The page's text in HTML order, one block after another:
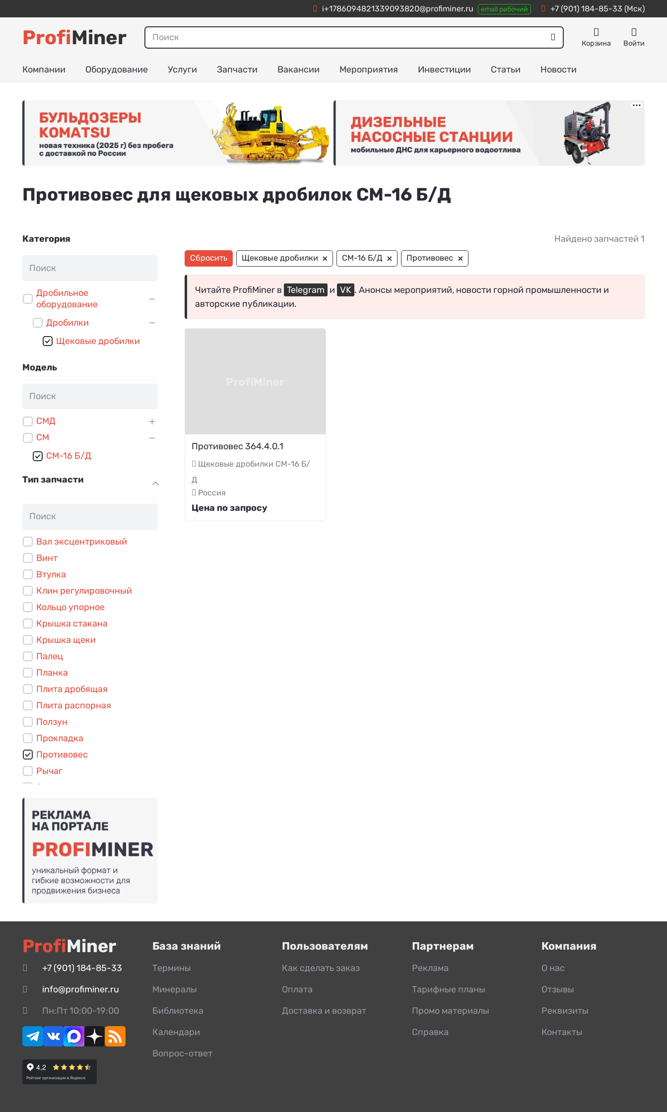
i+1786094821339093820@profiminer.ru email рабочий +7 (901) 184-85-33 (Мск)
ProfiMiner Корзина Войти
Компании Оборудование Услуги Запчасти Вакансии Мероприятия Инвестиции Статьи Новости
Противовес для щековых дробилок СМ-16 Б/Д
Категория
Дробильное
оборудование
Дробилки
Щековые дробилки
Модель
СМД
СМ
СМ-16 Б/Д
Тип запчасти
Вал эксцентриковый
Винт
Втулка
Клин регулировочный
Кольцо упорное
Крышка стакана
Крышка щеки
Палец
Планка
Плита дробящая
Плита распорная
Ползун
Прокладка
Противовес
Рычаг
Стакан
Футеровка нижняя
Шпилька
Найдено запчастей 1
Сбросить Щековые дробилки × СМ-16 Б/Д × Противовес ×
Читайте ProfiMiner в Telegram и VK . Анонсы мероприятий, новости горной промышленности и
авторские публикации.
Противовес 364.4.0.1
Щековые дробилки СМ-16 Б/
Д
Россия
Цена по запросу
ProfiMiner
+7 (901) 184-85-33
info@profiminer.ru
Пн:Пт 10:00-19:00
База знаний
Термины
Минералы
Библиотека
Календари
Вопрос-ответ
Пользователям
Как сделать заказ
Оплата
Доставка и возврат
Партнерам
Реклама
Тарифные планы
Промо материалы
Справка
Компания
О нас
Отзывы
Реквизиты
Контакты